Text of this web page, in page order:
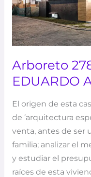
Arboreto
EDUARDO
El origen de esta
de ‘arquitectura
venta, antes de ser
familia; analizar el
y estudiar el
raíces de esta